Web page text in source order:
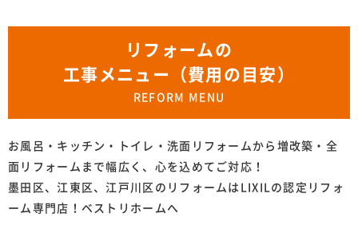
リフォームの
工事メニュー（費用の目安）
REFORM MENU
お風呂・キッチン・トイレ・洗面リフォームから増改築・全
面リフォームまで幅広く、心を込めてご対応！
墨田区、江東区、江戸川区のリフォームはLIXILの認定リフォ
ーム専門店！ベストリホームへ